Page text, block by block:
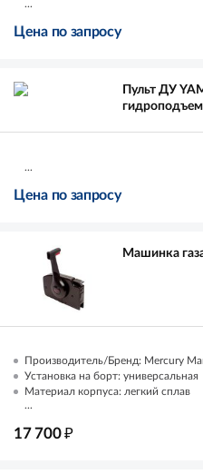
...
Цена по запросу
Пульт ДУ
...
Цена по запросу
Машинка
Производитель/Бренд: Mercury
Установка на борт: универсальная
Материал корпуса: легкий сплав
...
17 700₽